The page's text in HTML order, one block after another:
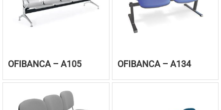
OFIBANCA – A105 OFIBANCA – A134